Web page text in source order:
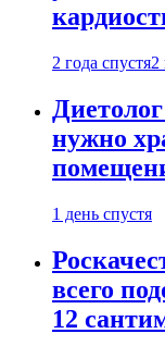
2 года спустя2
нужно
1 день спустя
всего
12